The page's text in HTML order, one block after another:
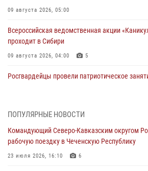
09 августа 2026, 05:00
Всероссийская ведомственная акции
проходит в Сибири
09 августа 2026, 04:00 5
Росгвардейцы провели патриотическое
юных воспитанников спортивной школы
08 августа 2026, 13:00
ПОПУЛЯРНЫЕ НОВОСТИ
Командующий Северо-Кавказским округом
рабочую поездку в Чеченскую Республику
23 июля 2026, 16:10 6